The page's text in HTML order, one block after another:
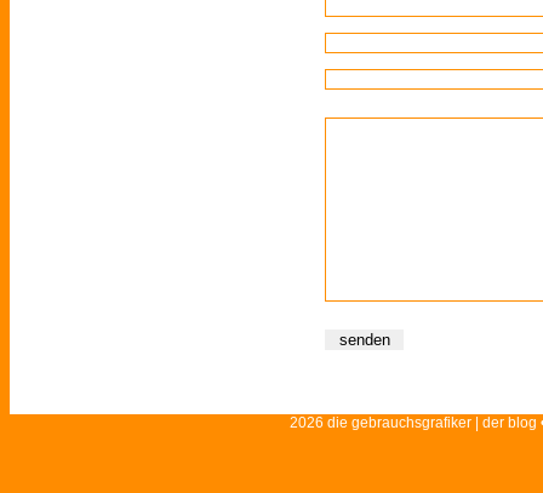
2026 die gebrauchsgrafiker | der blog